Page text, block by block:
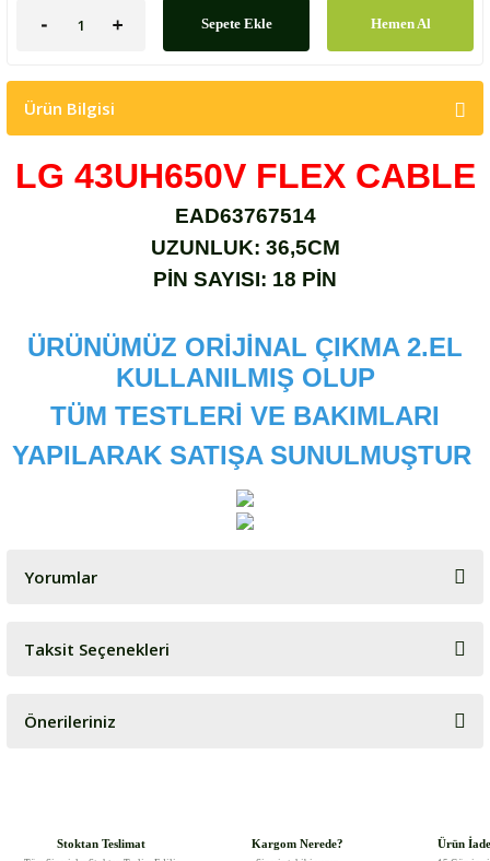
Sepete Ekle Hemen Al
Ürün Bilgisi
LG 43UH650V FLEX CABLE
EAD63767514
UZUNLUK: 36,5CM
PİN SAYISI: 18 PİN
ÜRÜNÜMÜZ ORİJİNAL ÇIKMA 2.EL
KULLANILMIŞ OLUP
TÜM TESTLERİ VE BAKIMLARI
YAPILARAK SATIŞA SUNULMUŞTUR
Yorumlar
Bu ürüne ilk yorumu siz yapın!
Taksit Seçenekleri
Önerileriniz
Stoktan Teslimat Kargom Nerede? Ürün